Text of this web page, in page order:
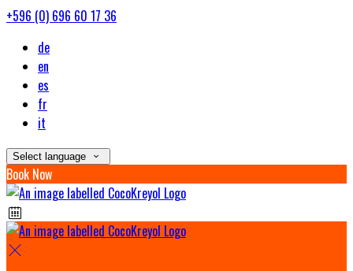
+596 (0) 696 60 17 36
de
en
es
fr
it
Select language
Book Now